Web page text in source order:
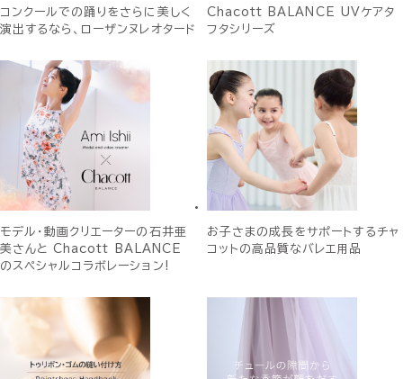
コンクールでの踊りをさらに美しく
演出するなら、ローザンヌレオタード
Chacott BALANCE UVケアタ
フタシリーズ
モデル・動画クリエーターの石井亜
美さんと Chacott BALANCE
のスペシャルコラボレーション!
お子さまの成長をサポートするチャ
コットの高品質なバレエ用品